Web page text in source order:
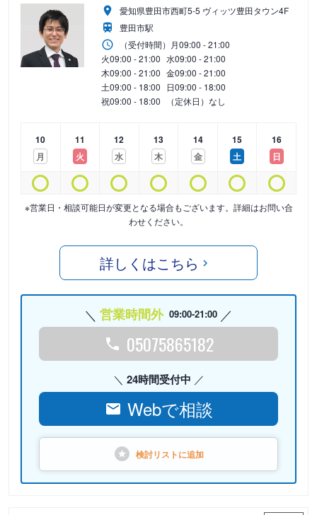
愛知県豊田市西町5-5 ヴィッツ豊田タウン4F
豊田市駅
（受付時間） 月09:00 - 21:00
火09:00 - 21:00 水09:00 - 21:00
木09:00 - 21:00 金09:00 - 21:00
土09:00 - 18:00 日09:00 - 18:00
祝09:00 - 18:00 （定休日）なし
10
月
11
火
12
水
13
木
14
金
15
土
16
日
※営業日・相談可能日が変更となる場合もございます。詳細はお問い合
わせください。
詳しくはこちら
営業時間外 09:00-21:00
05075865182
24時間受付中
Webで相談
検討リストに追加